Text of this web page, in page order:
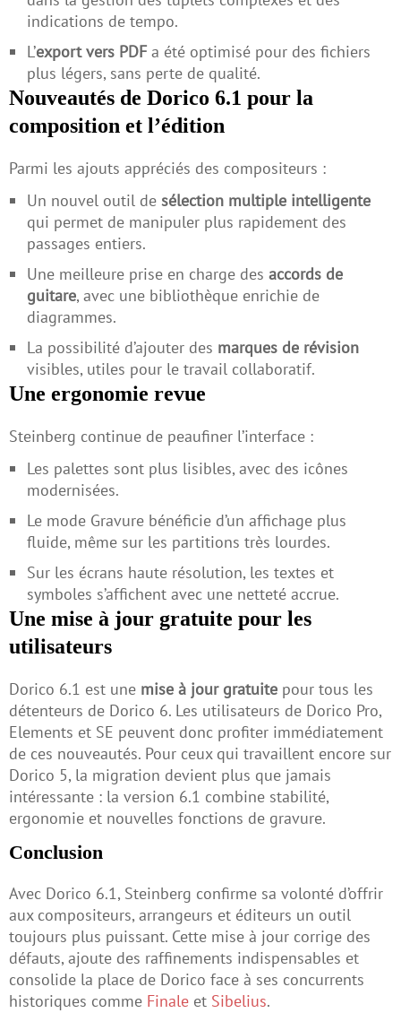
indications de tempo.
L’export vers PDF a été optimisé pour des fichiers
plus légers, sans perte de qualité.
Nouveautés de Dorico 6.1 pour la
composition et l’édition
Parmi les ajouts appréciés des compositeurs :
Un nouvel outil de sélection multiple intelligente
qui permet de manipuler plus rapidement des
passages entiers.
Une meilleure prise en charge des accords de
guitare, avec une bibliothèque enrichie de
diagrammes.
La possibilité d’ajouter des marques de révision
visibles, utiles pour le travail collaboratif.
Une ergonomie revue
Steinberg continue de peaufiner l’interface :
Les palettes sont plus lisibles, avec des icônes
modernisées.
Le mode Gravure bénéficie d’un affichage plus
fluide, même sur les partitions très lourdes.
Sur les écrans haute résolution, les textes et
symboles s’affichent avec une netteté accrue.
Une mise à jour gratuite pour les
utilisateurs
Dorico 6.1 est une mise à jour gratuite pour tous les
détenteurs de Dorico 6. Les utilisateurs de Dorico Pro,
Elements et SE peuvent donc profiter immédiatement
de ces nouveautés. Pour ceux qui travaillent encore sur
Dorico 5, la migration devient plus que jamais
intéressante : la version 6.1 combine stabilité,
ergonomie et nouvelles fonctions de gravure.
Conclusion
Avec Dorico 6.1, Steinberg confirme sa volonté d’offrir
aux compositeurs, arrangeurs et éditeurs un outil
toujours plus puissant. Cette mise à jour corrige des
défauts, ajoute des raffinements indispensables et
consolide la place de Dorico face à ses concurrents
historiques comme Finale et Sibelius.